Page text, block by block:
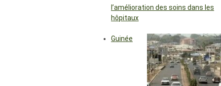
l’amélioration des soins dans les
hôpitaux
Guinée